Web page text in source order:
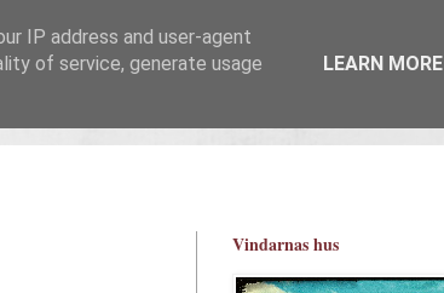
Vindarnas hus
IP address and user-agent
of service, generate usage
LEARN MORE